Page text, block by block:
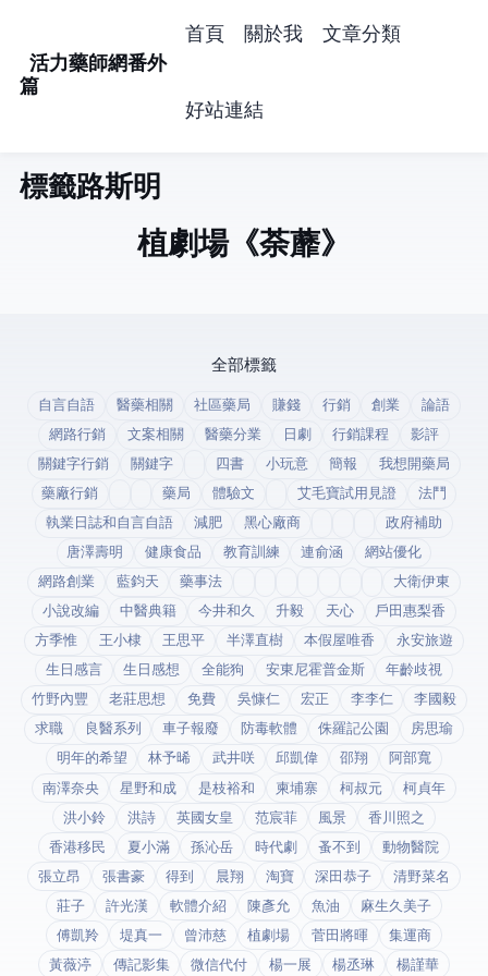
活力藥師網番外
篇
首頁 關於我 文章分類
好站連結
標籤: 路斯明 (1)
植劇場-《荼蘼》
全部標籤
自言自語 醫藥相關 社區藥局 賺錢 行銷 創業
論語
網路行銷
文案相關 醫藥分業 日劇 行銷課程
影評
關鍵字行銷
關鍵字 四書 小玩意 簡報
我想開藥局
藥廠行銷
藥局 體驗文 艾毛寶試用見證
法鬥
執業日誌和自言自語
減肥 黑心廠商
政府補助
唐澤壽明
健康食品 教育訓練 連俞涵
網站優化
網路創業
藍鈞天 藥事法
大衛伊東
小說改編
中醫典籍 今井和久 升毅 天心
戶田惠梨香
方季惟
王小棣 王思平 半澤直樹 本假屋唯香
永安旅遊
生日感言
生日感想 全能狗 安東尼霍普金斯
年齡歧視
竹野內豐
老莊思想 免費 吳慷仁 宏正 李李仁
李國毅
求職
良醫系列 車子報廢 防毒軟體 侏羅記公園
房思瑜
明年的希望
林予晞 武井咲 邱凱偉 邵翔
阿部寬
南澤奈央
星野和成 是枝裕和 柬埔寨 柯叔元
柯貞年
洪小鈴
洪詩 英國女皇 范宸菲 風景
香川照之
香港移民
夏小滿 孫沁岳 時代劇 蚤不到
動物醫院
張立昂
張書豪 得到app 晨翔 淘寶 深田恭子
清野菜名
莊子
許光漢 軟體介紹 陳彥允 魚油
麻生久美子
傅凱羚
堤真一 曾沛慈 植劇場 菅田將暉
集運商
黃薇渟
傳記影集 微信代付 楊一展 楊丞琳 楊謹華